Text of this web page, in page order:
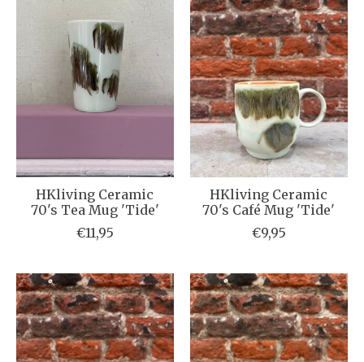
HKliving Ceramic
70's Tea Mug 'Tide'
€11,95
HKliving Ceramic
70's Café Mug 'Tide'
€9,95